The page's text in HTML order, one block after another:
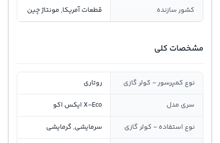
کشور سازنده قطعات آمریکا, مونتاژ چین
مشخصات کلی
نوع کمپرسور - کولر گازی روتاری
سری مدل X-Eco ایکس اکو
نوع استفاده - کولر گازی سرمایشی, گرمایشی